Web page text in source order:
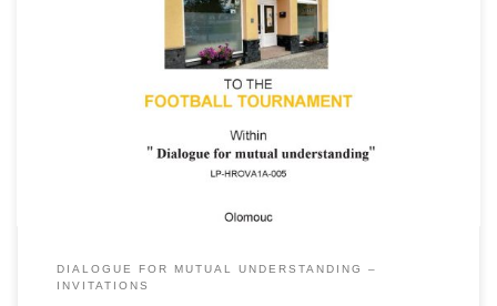
DIALOGUE FOR MUTUAL UNDERSTANDING –
INVITATIONS